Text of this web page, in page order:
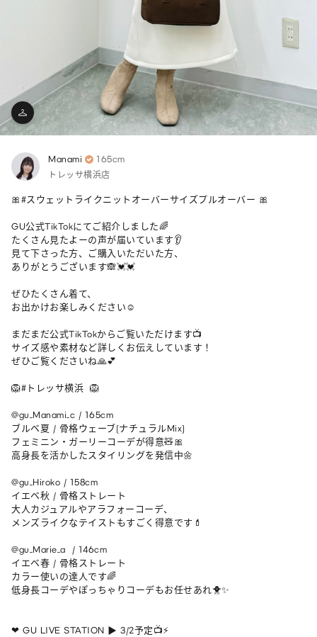
Manami 165cm
トレッサ横浜店
🎀#スウェットライクニットオーバーサイズプルオーバー 🎀
GU公式TikTokにてご紹介しました🌈
たくさん見たよーの声が届いています👂
見て下さった方、ご購入いただいた方、
ありがとうございます🙈💓💓
ぜひたくさん着て、
お出かけお楽しみください☺️
まだまだ公式TikTokからご覧いただけます📺
サイズ感や素材など詳しくお伝えしています！
ぜひご覧くださいね🙏💕
🦁#トレッサ横浜  🦁
@gu_Manami_c / 165cm
ブルベ夏 / 骨格ウェーブ(ナチュラルMix)
フェミニン・ガーリーコーデが得意🧸🎀
高身長を活かしたスタイリングを発信中🌼
@gu_Hiroko / 158cm
イエベ秋 / 骨格ストレート
大人カジュアルやアラフォーコーデ、
メンズライクなテイストもすごく得意です💄
@gu_Marie_a  / 146cm
イエベ春 / 骨格ストレート
カラー使いの達人です🌈
低身長コーデやぽっちゃりコーデもお任せあれ🐥✨
❤︎ GU LIVE STATION ▶︎ 3/2予定📺⚡️